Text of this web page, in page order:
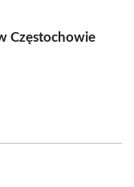
Częstochowie